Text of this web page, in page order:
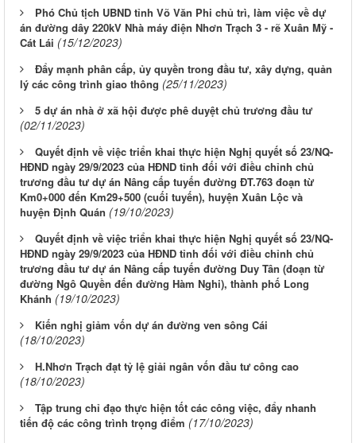
Phó Chủ tịch UBND tỉnh Võ Văn Phi chủ trì, làm việc về dự
án đường dây 220kV Nhà máy điện Nhơn Trạch 3 - rẽ Xuân Mỹ -
Cát Lái (15/12/2023)
Đẩy mạnh phân cấp, ủy quyền trong đầu tư, xây dựng, quản
lý các công trình giao thông (25/11/2023)
5 dự án nhà ở xã hội được phê duyệt chủ trương đầu tư
(02/11/2023)
Quyết định về việc triển khai thực hiện Nghị quyết số 23/NQ-
HĐND ngày 29/9/2023 của HĐND tỉnh đối với điều chỉnh chủ
trương đầu tư dự án Nâng cấp tuyến đường ĐT.763 đoạn từ
Km0+000 đến Km29+500 (cuối tuyến), huyện Xuân Lộc và
huyện Định Quán (19/10/2023)
Quyết định về việc triển khai thực hiện Nghị quyết số 23/NQ-
HĐND ngày 29/9/2023 của HĐND tỉnh đối với điều chỉnh chủ
trương đầu tư dự án Nâng cấp tuyến đường Duy Tân (đoạn từ
đường Ngô Quyền đến đường Hàm Nghi), thành phố Long
Khánh (19/10/2023)
Kiến nghị giảm vốn dự án đường ven sông Cái
(18/10/2023)
H.Nhơn Trạch đạt tỷ lệ giải ngân vốn đầu tư công cao
(18/10/2023)
Tập trung chỉ đạo thực hiện tốt các công việc, đẩy nhanh
tiến độ các công trình trọng điểm (17/10/2023)